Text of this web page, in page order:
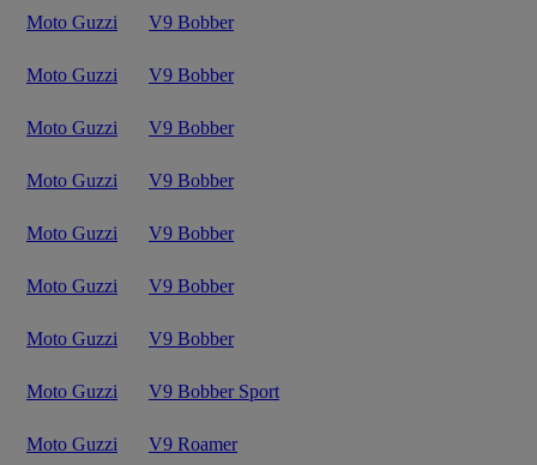
Moto Guzzi V9 Bobber
Moto Guzzi V9 Bobber
Moto Guzzi V9 Bobber
Moto Guzzi V9 Bobber
Moto Guzzi V9 Bobber
Moto Guzzi V9 Bobber
Moto Guzzi V9 Bobber
Moto Guzzi V9 Bobber Sport
Moto Guzzi V9 Roamer